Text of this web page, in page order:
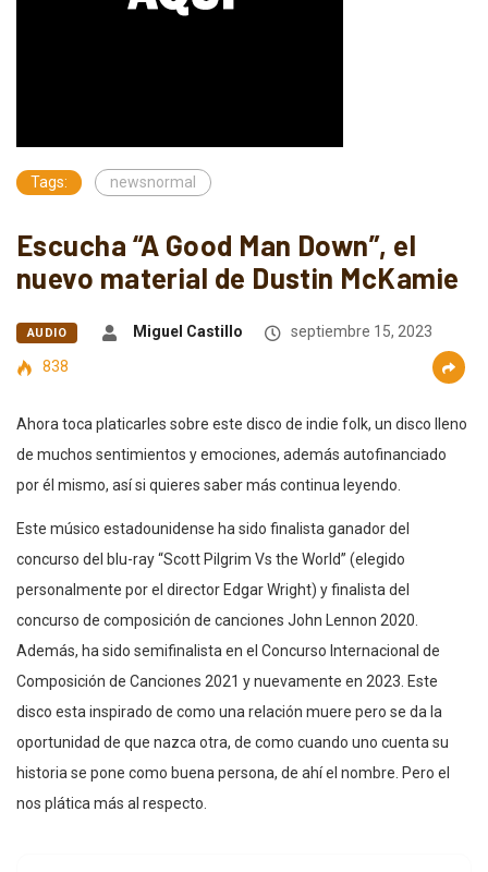
Tags: newsnormal
Escucha “A Good Man Down”, el
nuevo material de Dustin McKamie
AUDIO Miguel Castillo
septiembre 15, 2023
838
Ahora toca platicarles sobre este disco de indie folk, un disco lleno
de muchos sentimientos y emociones, además autofinanciado
por él mismo, así si quieres saber más continua leyendo.
Este músico estadounidense ha sido finalista ganador del
concurso del blu-ray “Scott Pilgrim Vs the World” (elegido
personalmente por el director Edgar Wright) y finalista del
concurso de composición de canciones John Lennon 2020.
Además, ha sido semifinalista en el Concurso Internacional de
Composición de Canciones 2021 y nuevamente en 2023. Este
disco esta inspirado de como una relación muere pero se da la
oportunidad de que nazca otra, de como cuando uno cuenta su
historia se pone como buena persona, de ahí el nombre. Pero el
nos plática más al respecto.